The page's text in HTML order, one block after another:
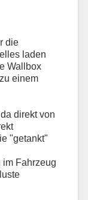
die
laden
Wallbox
einem
direkt von
"getankt"
im Fahrzeug